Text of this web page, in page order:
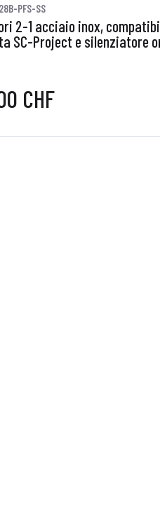
PFS-SS
2-1 acciaio inox,
SC-Project e silenziatore
CHF